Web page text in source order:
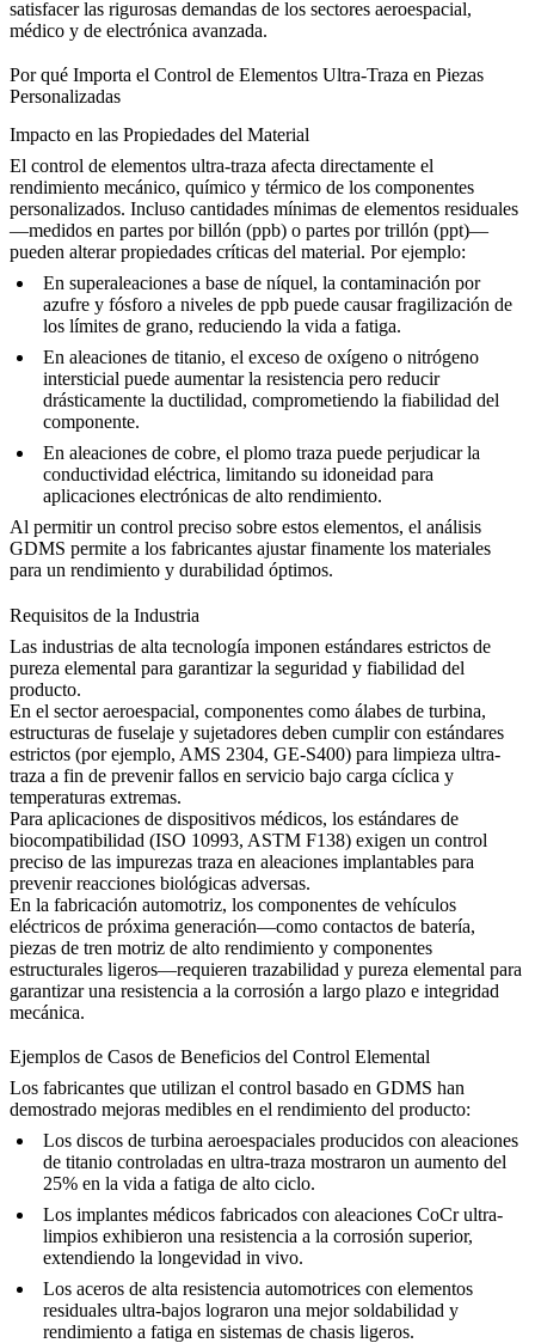
satisfacer las rigurosas demandas de los sectores aeroespacial,
médico y de electrónica avanzada.
Por qué Importa el Control de Elementos Ultra-Traza en Piezas
Personalizadas
Impacto en las Propiedades del Material
El control de elementos ultra-traza afecta directamente el
rendimiento mecánico, químico y térmico de los componentes
personalizados. Incluso cantidades mínimas de elementos residuales
—medidos en partes por billón (ppb) o partes por trillón (ppt)—
pueden alterar propiedades críticas del material. Por ejemplo:
En superaleaciones a base de níquel, la contaminación por
azufre y fósforo a niveles de ppb puede causar fragilización de
los límites de grano, reduciendo la vida a fatiga.
En aleaciones de titanio, el exceso de oxígeno o nitrógeno
intersticial puede aumentar la resistencia pero reducir
drásticamente la ductilidad, comprometiendo la fiabilidad del
componente.
En aleaciones de cobre, el plomo traza puede perjudicar la
conductividad eléctrica, limitando su idoneidad para
aplicaciones electrónicas de alto rendimiento.
Al permitir un control preciso sobre estos elementos, el análisis
GDMS permite a los fabricantes ajustar finamente los materiales
para un rendimiento y durabilidad óptimos.
Requisitos de la Industria
Las industrias de alta tecnología imponen estándares estrictos de
pureza elemental para garantizar la seguridad y fiabilidad del
producto.
En el sectoraeroespacial, componentes como álabes de turbina,
estructuras de fuselaje y sujetadores deben cumplir con estándares
estrictos (por ejemplo, AMS 2304, GE-S400) para limpieza ultra-
traza a fin de prevenir fallos en servicio bajo carga cíclica y
temperaturas extremas.
Para aplicaciones de dispositivos médicos, los estándares de
biocompatibilidad (ISO 10993, ASTM F138) exigen un control
preciso de las impurezas traza en aleaciones implantables para
prevenir reacciones biológicas adversas.
En la fabricación automotriz, los componentes de vehículos
eléctricos de próxima generación—como contactos de batería,
piezas de tren motriz de alto rendimiento y componentes
estructurales ligeros—requieren trazabilidad y pureza elemental para
garantizar una resistencia a la corrosión a largo plazo e integridad
mecánica.
Ejemplos de Casos de Beneficios del Control Elemental
Los fabricantes que utilizan el control basado en GDMS han
demostrado mejoras medibles en el rendimiento del producto:
Los discos de turbina aeroespaciales producidos con aleaciones
de titanio controladas en ultra-traza mostraron un aumento del
25% en la vida a fatiga de alto ciclo.
Los implantes médicos fabricados con aleaciones CoCr ultra-
limpios exhibieron una resistencia a la corrosión superior,
extendiendo la longevidad in vivo.
Los aceros de alta resistencia automotrices con elementos
residuales ultra-bajos lograron una mejor soldabilidad y
rendimiento a fatiga en sistemas de chasis ligeros.